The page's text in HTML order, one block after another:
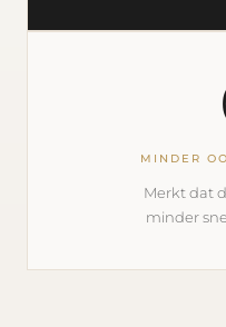
MINDER
Merkt dat
minder